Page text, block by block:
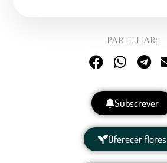
PARTILHAR:
Subscrever
Oferecer flores